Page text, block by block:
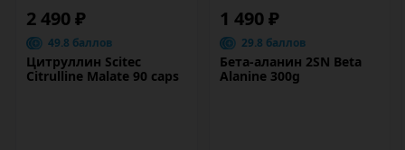
2 490 ₽
49.8 баллов
Цитруллин Scitec
Citrulline Malate 90 caps
1 490 ₽
29.8 баллов
Бета-аланин 2SN Beta
Alanine 300g